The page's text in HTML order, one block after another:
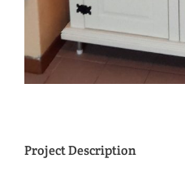
Project Description